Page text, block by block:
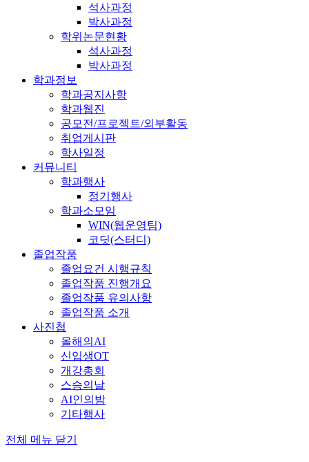
석사과정
박사과정
학위논문현황
석사과정
박사과정
학과정보
학과공지사항
학과웹진
공모전/프로젝트/외부활동
취업게시판
학사일정
커뮤니티
학과행사
정기행사
학과소모임
WIN(웹운영팀)
코딧(스터디)
졸업작품
졸업요건 시행규칙
졸업작품 진행개요
졸업작품 유의사항
졸업작품 소개
사진첩
올해의AI
신입생OT
개강총회
스승의날
AI인의밤
기타행사
전체 메뉴 닫기